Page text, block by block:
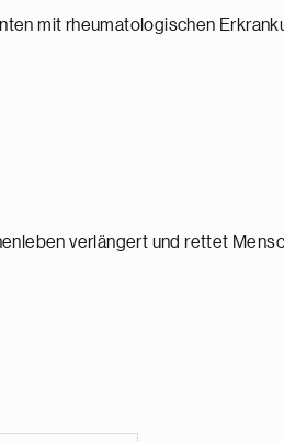
mit rheumatologischen
verlängert und rettet